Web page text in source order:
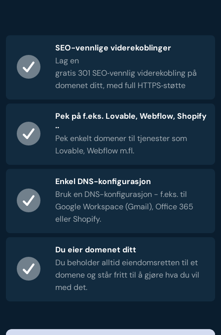
SEO-vennlige viderekoblinger
Lag en
gratis 301 SEO‑vennlig viderekobling på
domenet ditt, med full HTTPS‑støtte
Pek på f.eks. Lovable, Webflow, Shopify
..
Pek enkelt domener til tjenester som
Lovable, Webflow m.fl.
Enkel DNS-konfigurasjon
Bruk en DNS-konfigurasjon - f.eks. til
Google Workspace (Gmail), Office 365
eller Shopify.
Du eier domenet ditt
Du beholder alltid eiendomsretten til et
domene og står fritt til å gjøre hva du vil
med det.